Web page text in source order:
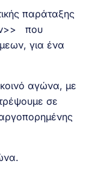
παράταξης
που
για ένα
αγώνα, με
σε